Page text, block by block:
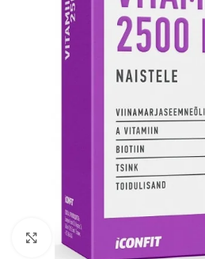
Suurendamiseks klõpsake